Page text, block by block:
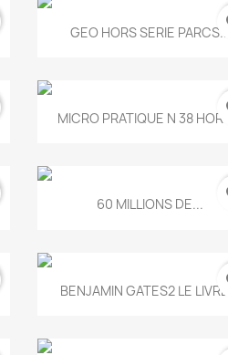
Aperçu rapide
GEO HORS SERIE
Aperçu rapide
MICRO PRATIQUE N 38
Aperçu rapide
60 MILLIONS DE...
Aperçu rapide
BENJAMIN GATES2 LE